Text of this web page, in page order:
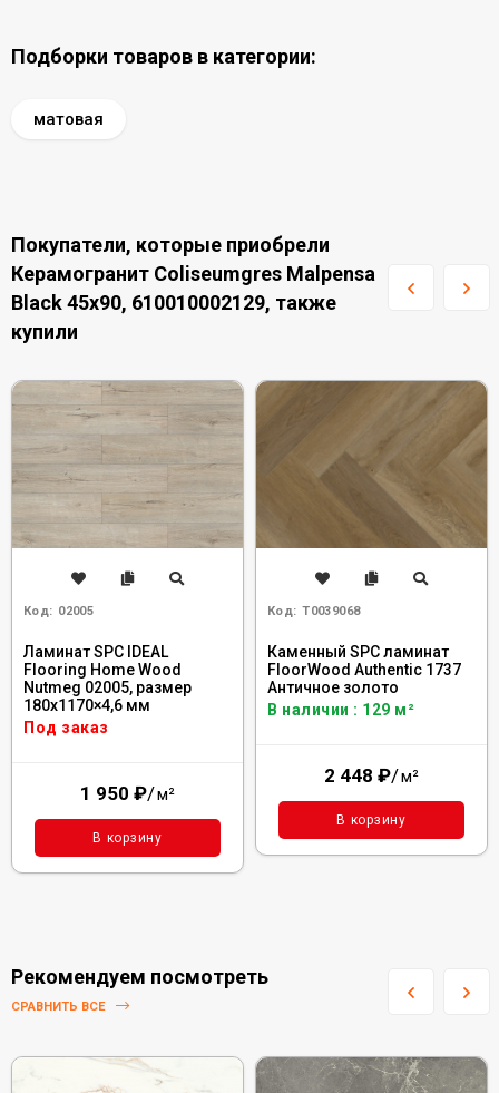
Подборки товаров в категории:
матовая
Покупатели, которые приобрели
Керамогранит Coliseumgres Malpensa
Black 45x90, 610010002129, также
купили
Код: 02005
Ламинат SPC IDEAL
Flooring Home Wood
Nutmeg 02005, размер
180x1170×4,6 мм
Под заказ
1 950 ₽/м²
В корзину
Код: Т0039068
Каменный SPC ламинат
FloorWood Authentic 1737
Античное золото
В наличии : 129 м²
2 448 ₽/м²
В корзину
Рекомендуем посмотреть
СРАВНИТЬ ВСЕ